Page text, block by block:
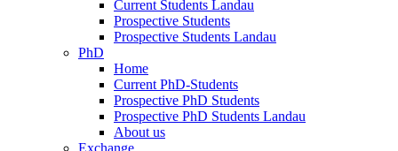
Current Students Landau
Prospective Students
Prospective Students Landau
PhD
Home
Current PhD-Students
Prospective PhD Students
Prospective PhD Students Landau
About us